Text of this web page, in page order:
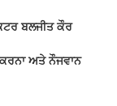
ਬਲਜੀਤ ਕੌਰ
ਅਤੇ ਨੌਜਵਾਨ